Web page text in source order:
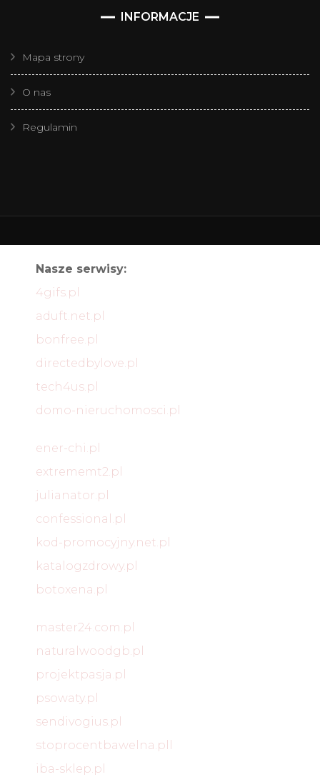
INFORMACJE
Mapa strony
O nas
Regulamin
Nasze serwisy:
4gifs.pl
aduft.net.pl
bonfree.pl
directedbylove.pl
tech4us.pl
domo-nieruchomosci.pl
ener-chi.pl
extrememt2.pl
julianator.pl
confessional.pl
kod-promocyjny.net.pl
katalogzdrowy.pl
botoxena.pl
master24.com.pl
naturalwoodgb.pl
projektpasja.pl
psowaty.pl
sendivogius.pl
stoprocentbawelna.pll
iba-sklep.pl